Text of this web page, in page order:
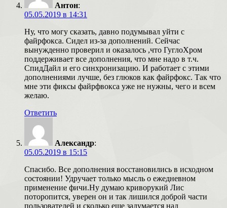
Антон:
05.05.2019 в 14:31
Ну, что могу сказать, давно подумывал уйти с
файрфокса. Сидел из-за дополнений. Сейчас
вынужденно проверил и оказалось ,что ГуглоХром
поддерживает все дополнения, что мне надо в т.ч.
СпидДайл и его синхронизацию. И работает с этими
дополнениями лучше, без глюков как файрфокс. Так что
мне эти фиксы файрфвокса уже не нужны, чего и всем
желаю.
Ответить
Александр:
05.05.2019 в 15:15
Спасибо. Все дополнения восстановились в исходном
состоянии! Удручает только мысль о ежедневном
применение фичи.Ну думаю криворукий Лис
поторопится, уверен он и так лишился доброй части
пользователей и сколько еще задумается над